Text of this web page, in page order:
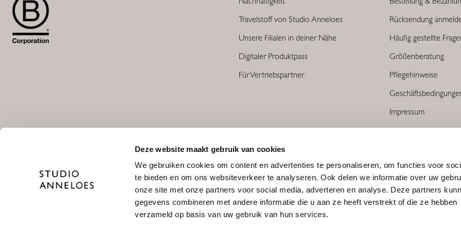
Deze website maakt gebruik van cookies
We gebruiken cookies om content en advertenties te personaliseren, om functies voor
te bieden en om ons websiteverkeer te analyseren. Ook delen we informatie over uw
onze site met onze partners voor social media, adverteren en analyse. Deze partners
gegevens combineren met andere informatie die u aan ze heeft verstrekt of die ze hebben
verzameld op basis van uw gebruik van hun services.
Travelstoff von Studio Anneloes
Unsere Filialen in deiner Nähe
Digitaler Produktpass
Für Vertriebspartner
Rücksendung
Häufig gestellte
Größenberatung
Pflegehinweise
Impressum
DE